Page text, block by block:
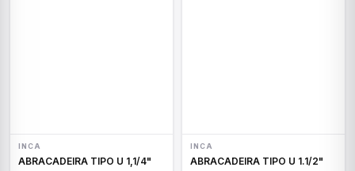
INCA
ABRACADEIRA TIPO U 1,1/4"
INCA
ABRACADEIRA TIPO U 1.1/2"